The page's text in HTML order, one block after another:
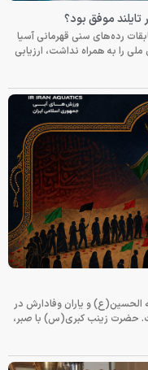
موفق بود؟
رده‌های سنی قهرمانی آسیا
ملی را به همراه نداشت، ارزیابی
الحسین(ع) و یاران وفادارش در
حضرت زینب کبری(س) با صبر،